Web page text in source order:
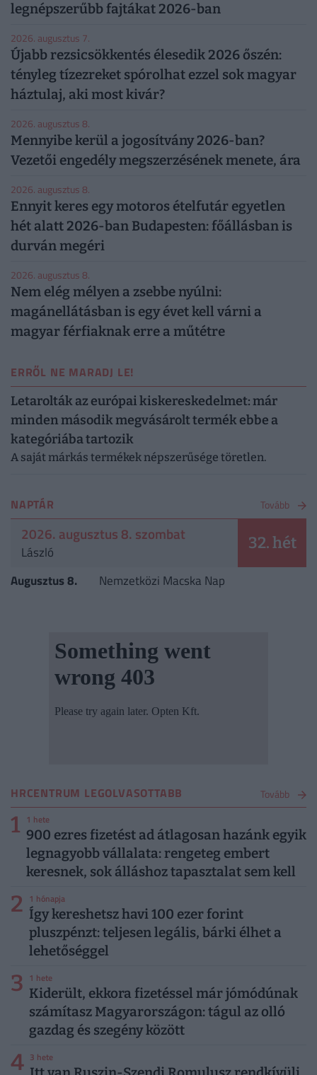
legnépszerűbb fajtákat 2026-ban
2026. augusztus 7.
Újabb rezsicsökkentés élesedik 2026 őszén:
tényleg tízezreket spórolhat ezzel sok magyar
háztulaj, aki most kivár?
2026. augusztus 8.
Mennyibe kerül a jogosítvány 2026-ban?
Vezetői engedély megszerzésének menete, ára
2026. augusztus 8.
Ennyit keres egy motoros ételfutár egyetlen
hét alatt 2026-ban Budapesten: főállásban is
durván megéri
2026. augusztus 8.
Nem elég mélyen a zsebbe nyúlni:
magánellátásban is egy évet kell várni a
magyar férfiaknak erre a műtétre
ERRŐL NE MARADJ LE!
Letarolták az európai kiskereskedelmet: már
minden második megvásárolt termék ebbe a
kategóriába tartozik
A saját márkás termékek népszerűsége töretlen.
NAPTÁR Tovább
2026. augusztus 8. szombat
László 32. hét
Augusztus 8. Nemzetközi Macska Nap
HRCENTRUM LEGOLVASOTTABB Tovább
1 1 hete
900 ezres fizetést ad átlagosan hazánk egyik
legnagyobb vállalata: rengeteg embert
keresnek, sok álláshoz tapasztalat sem kell
2 1 hónapja
Így kereshetsz havi 100 ezer forint
pluszpénzt: teljesen legális, bárki élhet a
lehetőséggel
3 1 hete
Kiderült, ekkora fizetéssel már jómódúnak
számítasz Magyarországon: tágul az olló
gazdag és szegény között
4 3 hete